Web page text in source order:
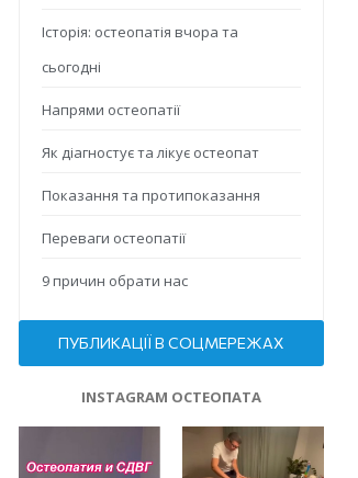
Історія: остеопатія вчора та
сьогодні
Напрями остеопатії
Як діагностує та лікує остеопат
Показання та протипоказання
Переваги остеопатії
9 причин обрати нас
ПУБЛИКАЦІЇ В СОЦМЕРЕЖАХ
INSTAGRAM ОСТЕОПАТА